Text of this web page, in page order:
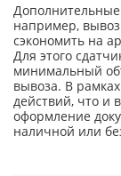
Дополнительные
например,
сэкономить на
Для этого
минимальный
вывоза. В
действий, что и
оформление
наличной или